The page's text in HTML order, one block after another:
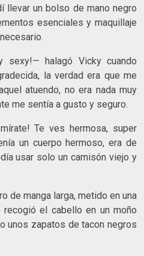
llevar un bolso de mano negro
esenciales y maquillaje
sexy!— halagó Vicky cuando
la verdad era que me
atuendo, no era nada muy
me sentía a gusto y seguro.
Te ves hermosa, super
un cuerpo hermoso, era de
usar solo un camisón viejo y
de manga larga, metido en una
el cabello en un moño
unos zapatos de tacon negros